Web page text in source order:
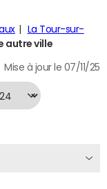
La Tour-sur-
autre ville
Mise à jour le 07/11/25